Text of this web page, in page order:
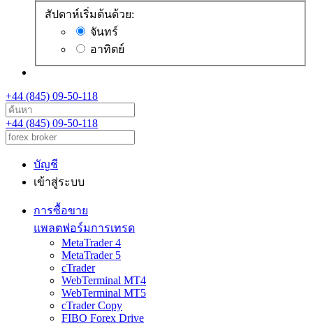
สัปดาห์เริ่มต้นด้วย:
จันทร์
อาทิตย์
+44 (845) 09-50-118
+44 (845) 09-50-118
บัญชี
เข้าสู่ระบบ
การซื้อขาย
แพลตฟอร์มการเทรด
MetaTrader 4
MetaTrader 5
cTrader
WebTerminal MT4
WebTerminal MT5
cTrader Copy
FIBO Forex Drive